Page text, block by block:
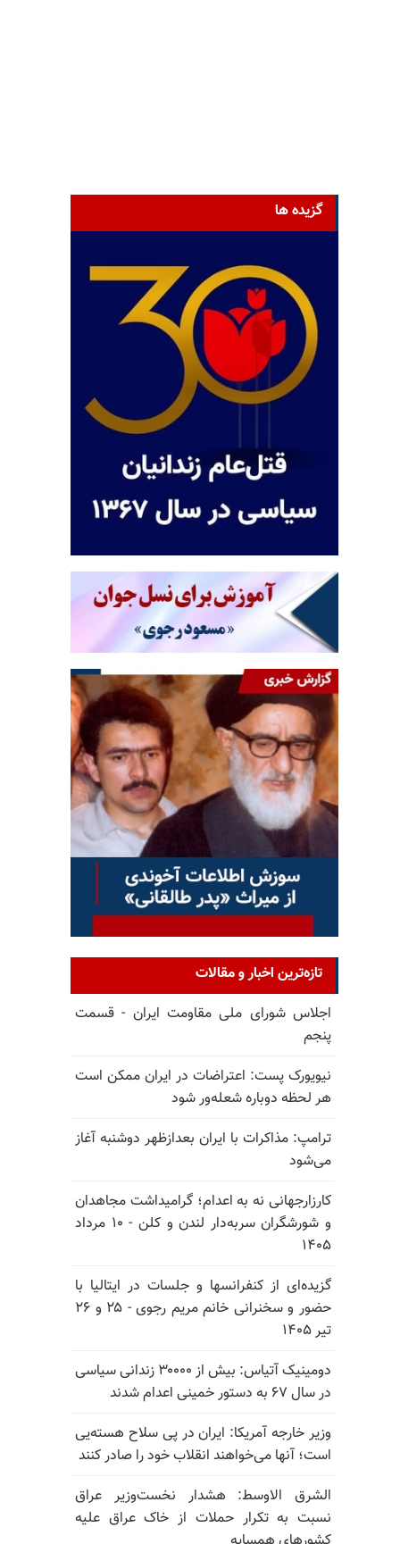
گزیده ها
تازه‌ترین اخبار و مقالات
اجلاس شورای ملی مقاومت ایران - قسمت
پنجم
نیویورک پست: اعتراضات در ایران ممکن است
هر لحظه دوباره شعله‌ور شود
ترامپ: مذاکرات با ایران بعدازظهر دوشنبه آغاز
می‌شود
کارزارجهانی نه به اعدام؛ گرامیداشت مجاهدان
و شورشگران سربه‌دار لندن و کلن - ۱۰ مرداد
۱۴۰۵
گزیده‌ای از کنفرانسها و جلسات در ایتالیا با
حضور و سخنرانی خانم مریم رجوی - ۲۵ و ۲۶
تیر ۱۴۰۵
دومینیک آتیاس: بیش از ۳۰۰۰۰ زندانی سیاسی
در سال ۶۷ به دستور خمینی اعدام شدند
وزیر خارجه آمریکا: ایران در پی سلاح هسته‌یی
است؛ آنها می‌خواهند انقلاب خود را صادر کنند
الشرق الاوسط: هشدار نخست‌وزیر عراق
نسبت به تکرار حملات از خاک عراق علیه